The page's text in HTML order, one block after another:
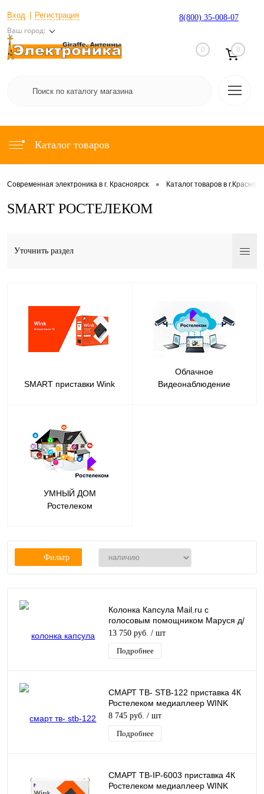
Вход Регистрация
Ваш город:
8(800) 35-008-07
0 0
Каталог товаров
Современная электроника в г. Красноярск • Каталог товаров в
SMART РОСТЕЛЕКОМ
Уточнить раздел
SMART приставки Wink
Облачное
Видеонаблюдение
УМНЫЙ ДОМ
Ростелеком
Фильтр
Колонка Капсула Mail.ru с
голосовым помощником Маруся д/
управления WINK система
мониторинга объектов
13 750 руб. / шт
Подробнее
СМАРТ ТВ- STB-122 приставка 4К
Ростелеком медиаплеер WINK
Sercomm STB 122A
8 745 руб. / шт
Подробнее
СМАРТ ТВ-IP-6003 приставка 4К
Ростелеком медиаплеер WINK